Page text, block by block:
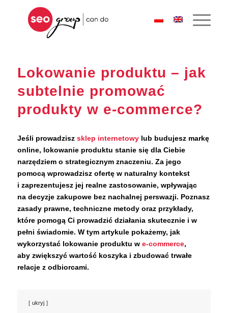
Lokowanie produktu – jak
subtelnie promować
produkty w e-commerce?
Jeśli prowadzisz sklep internetowylub budujesz markę
online, lokowanie produktu stanie się dla Ciebie
narzędziem o strategicznym znaczeniu. Za jego
pomocą wprowadzisz ofertę w naturalny kontekst
i zaprezentujesz jej realne zastosowanie, wpływając
na decyzje zakupowe bez nachalnej perswazji. Poznasz
zasady prawne, techniczne metody oraz przykłady,
które pomogą Ci prowadzić działania skutecznie i w
pełni świadomie. W tym artykule pokażemy, jak
wykorzystać lokowanie produktu w e-commerce,
aby zwiększyć wartość koszyka i zbudować trwałe
relacje z odbiorcami.
ukryj